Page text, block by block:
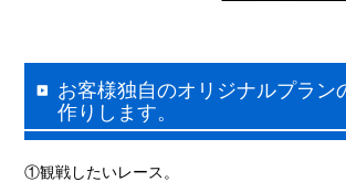
お客様独自のオリジナルプラン
作りします。
①観戦したいレース。